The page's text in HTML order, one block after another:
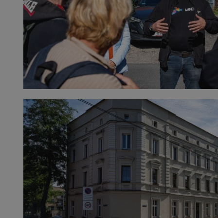
CookieScriptConsent
CookieScript
zabrze.com.pl
4 tygodnie 2
VISITOR_PRIVACY_METADATA
YouTube
.youtube.com
5 miesięcy 4
tygodnie